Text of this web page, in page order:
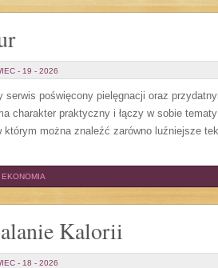
- 19 - 2026
serwis poświęcony pielęgnacji oraz
charakter praktyczny i łączy w sobie
którym można znaleźć zarówno luźniejsze
Kalorii
- 18 - 2026